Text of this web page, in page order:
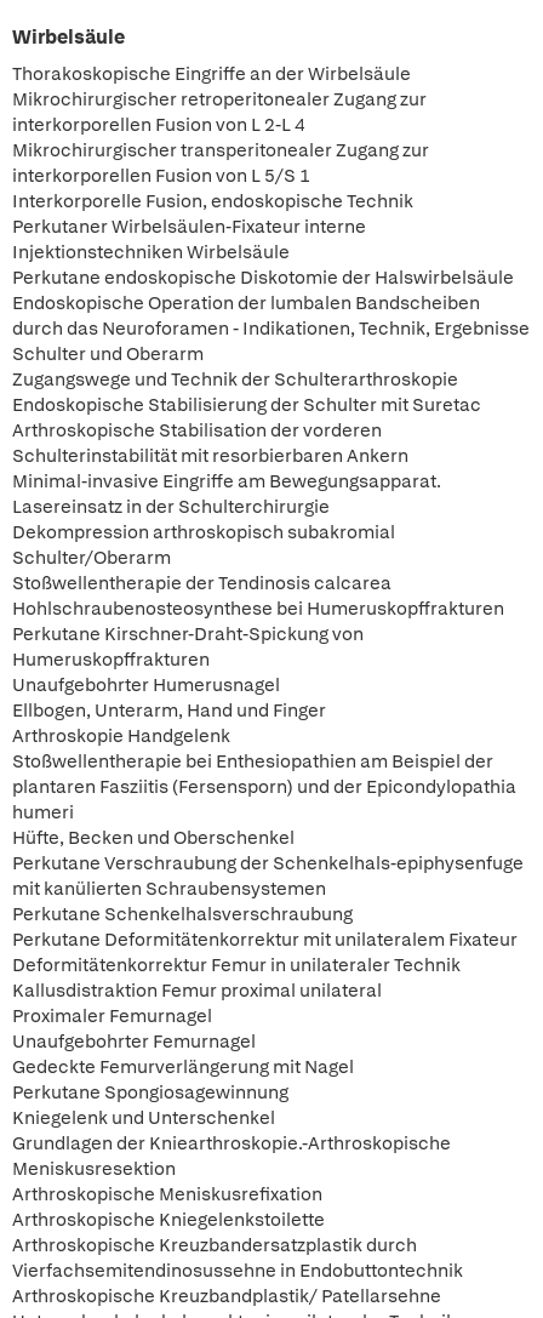
Wirbelsäule
Thorakoskopische Eingriffe an der Wirbelsäule
Mikrochirurgischer retroperitonealer Zugang zur
interkorporellen Fusion von L 2-L 4
Mikrochirurgischer transperitonealer Zugang zur
interkorporellen Fusion von L 5/S 1
Interkorporelle Fusion, endoskopische Technik
Perkutaner Wirbelsäulen-Fixateur interne
Injektionstechniken Wirbelsäule
Perkutane endoskopische Diskotomie der Halswirbelsäule
Endoskopische Operation der lumbalen Bandscheiben
durch das Neuroforamen - Indikationen, Technik, Ergebnisse
Schulter und Oberarm
Zugangswege und Technik der Schulterarthroskopie
Endoskopische Stabilisierung der Schulter mit Suretac
Arthroskopische Stabilisation der vorderen
Schulterinstabilität mit resorbierbaren Ankern
Minimal-invasive Eingriffe am Bewegungsapparat.
Lasereinsatz in der Schulterchirurgie
Dekompression arthroskopisch subakromial
Schulter/Oberarm
Stoßwellentherapie der Tendinosis calcarea
Hohlschraubenosteosynthese bei Humeruskopffrakturen
Perkutane Kirschner-Draht-Spickung von
Humeruskopffrakturen
Unaufgebohrter Humerusnagel
Ellbogen, Unterarm, Hand und Finger
Arthroskopie Handgelenk
Stoßwellentherapie bei Enthesiopathien am Beispiel der
plantaren Fasziitis (Fersensporn) und der Epicondylopathia
humeri
Hüfte, Becken und Oberschenkel
Perkutane Verschraubung der Schenkelhals-epiphysenfuge
mit kanülierten Schraubensystemen
Perkutane Schenkelhalsverschraubung
Perkutane Deformitätenkorrektur mit unilateralem Fixateur
Deformitätenkorrektur Femur in unilateraler Technik
Kallusdistraktion Femur proximal unilateral
Proximaler Femurnagel
Unaufgebohrter Femurnagel
Gedeckte Femurverlängerung mit Nagel
Perkutane Spongiosagewinnung
Kniegelenk und Unterschenkel
Grundlagen der Kniearthroskopie.-Arthroskopische
Meniskusresektion
Arthroskopische Meniskusrefixation
Arthroskopische Kniegelenkstoilette
Arthroskopische Kreuzbandersatzplastik durch
Vierfachsemitendinosussehne in Endobuttontechnik
Arthroskopische Kreuzbandplastik/ Patellarsehne